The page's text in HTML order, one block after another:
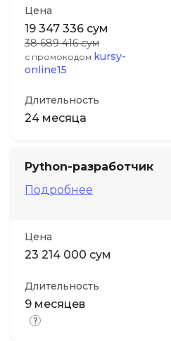
Цена
19 347 336 сум
38 689 416 сум
с промокодом kursy-
online15
Длительность
24 месяца
Python-разработчик
Подробнее
Цена
23 214 000 сум
Длительность
9 месяцев